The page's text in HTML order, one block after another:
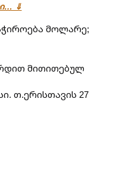
⇓
მოლარე;
მითითებულ
თ.ერისთავის 27